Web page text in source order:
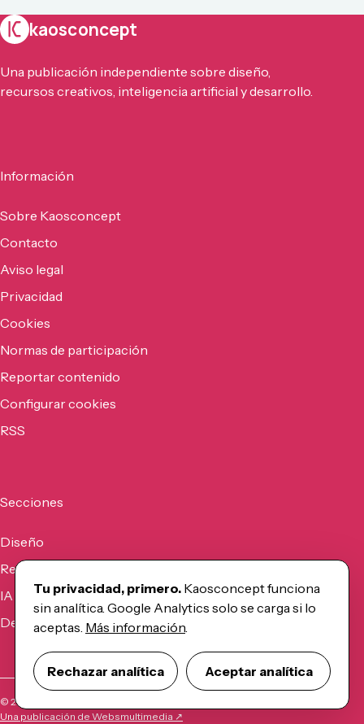
kaosconcept
Una publicación independiente sobre diseño,
recursos creativos, inteligencia artificial y desarrollo.
Información
Sobre Kaosconcept
Contacto
Aviso legal
Privacidad
Cookies
Normas de participación
Reportar contenido
Configurar cookies
RSS
Secciones
Diseño
Recursos
IA
Desarrollo
© 2026
Una publicación de Websmultimedia ↗
Tu privacidad, primero. Kaosconcept funciona
sin analítica. Google Analytics solo se carga si lo
aceptas. Más información.
Rechazar analítica Aceptar analítica